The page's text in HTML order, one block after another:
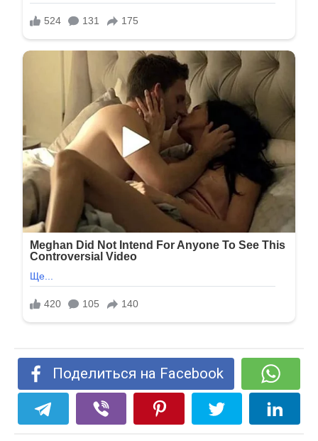
Поделиться на Facebook